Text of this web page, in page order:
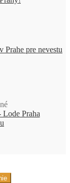
Prahe pre nevestu
Praha